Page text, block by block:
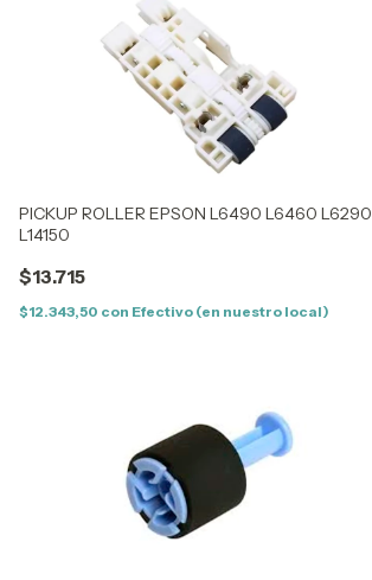
PICKUP ROLLER EPSON L6490 L6460 L6290
L14150
$13.715
$12.343,50 con Efectivo (en nuestro local)